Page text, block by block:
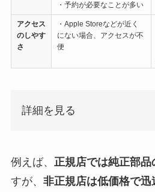
・予約が必要なことが多い
アクセス
のしやす
さ
・Apple Storeなどが近く
にない場合、アクセスが不
便
詳細を見る
例えば、 正規店では純正部
すが、 非正規店は低価格で迅